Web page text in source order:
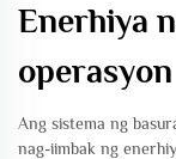
Enerhiya
operasyon
Ang sistema ng
nag-iimbak ng